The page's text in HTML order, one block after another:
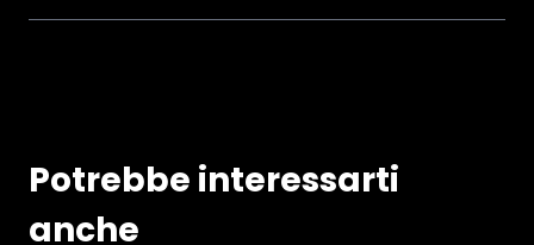
Potrebbe interessarti
anche